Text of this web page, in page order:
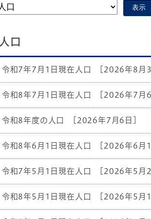
表示
人口
令和7年7月1日現在人口 [2026年8月3
令和8年7月1日現在人口 [2026年7月6
令和8年度の人口 [2026年7月6日]
令和8年6月1日現在人口 [2026年6月
令和7年5月1日現在人口 [2026年5月
令和8年5月1日現在人口 [2026年5月